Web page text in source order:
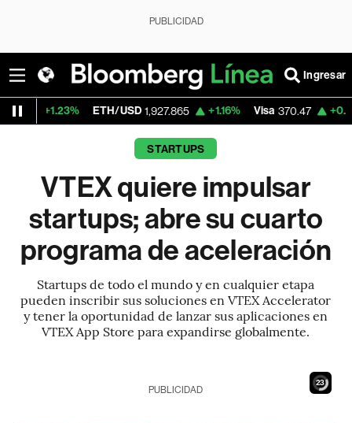
PUBLICIDAD
Ingresar
ETH/USD 1,927.865 +1.16% Visa 370.47 +0.52%
STARTUPS
VTEX quiere impulsar
startups; abre su cuarto
programa de aceleración
Startups de todo el mundo y en cualquier etapa
pueden inscribir sus soluciones en VTEX Accelerator
y tener la oportunidad de lanzar sus aplicaciones en
VTEX App Store para expandirse globalmente.
21
PUBLICIDAD